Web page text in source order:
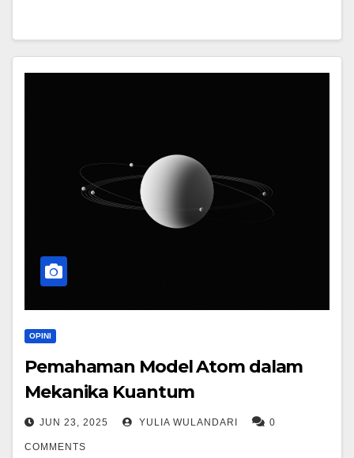
OPINI
Pemahaman Model Atom dalam
Mekanika Kuantum
JUN 23, 2025 YULIA WULANDARI 0
COMMENTS